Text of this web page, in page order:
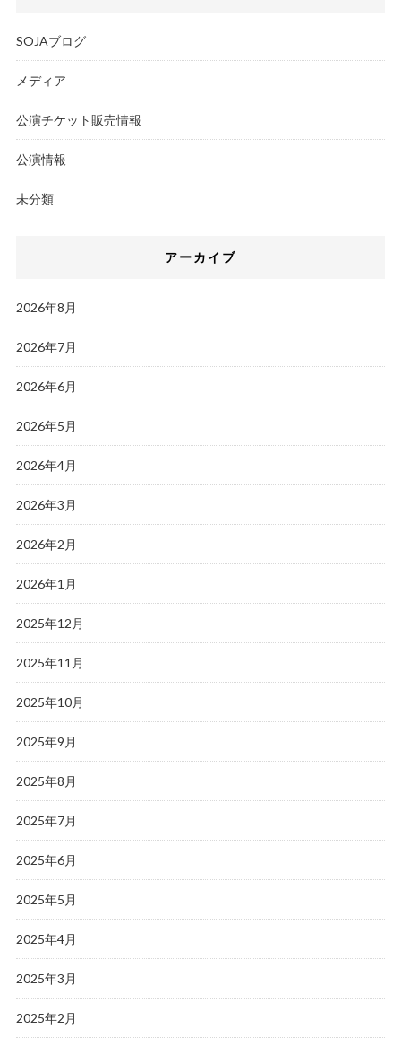
SOJAブログ
メディア
公演チケット販売情報
公演情報
未分類
アーカイブ
2026年8月
2026年7月
2026年6月
2026年5月
2026年4月
2026年3月
2026年2月
2026年1月
2025年12月
2025年11月
2025年10月
2025年9月
2025年8月
2025年7月
2025年6月
2025年5月
2025年4月
2025年3月
2025年2月